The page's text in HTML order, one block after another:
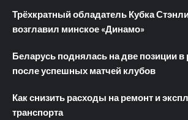
Трёхкратный обладатель Кубка
возглавил минское «Динамо»
Беларусь поднялась на две позиции
после успешных матчей клубов
Как снизить расходы на ремонт и
транспорта